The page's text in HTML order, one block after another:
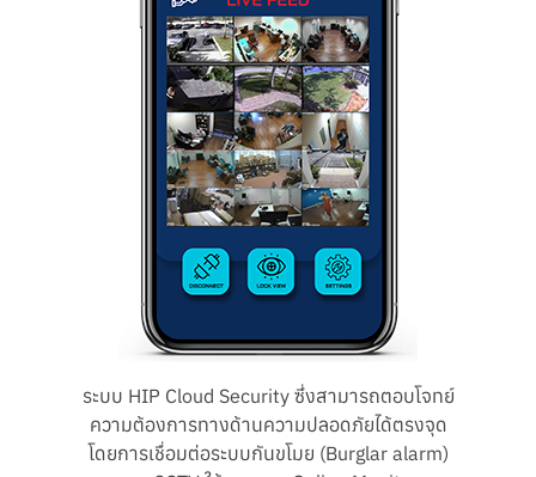
ระบบ HIP Cloud Security ซึ่งสามารถตอบโจทย์
ความต้องการทางด้านความปลอดภัยได้ตรงจุด
โดยการเชื่อมต่อระบบกันขโมย (Burglar alarm)